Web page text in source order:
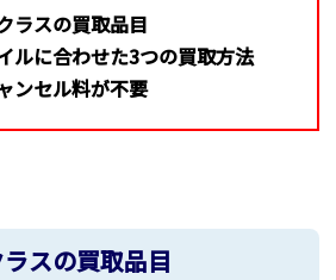
ラスの買取品目
ルに合わせた3つの買取方法
ンセル料が不要
スの買取品目